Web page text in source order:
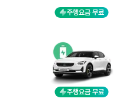
주행요금 무료
주행요금 무료